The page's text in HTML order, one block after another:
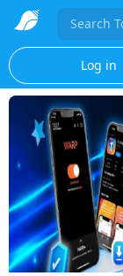
Search
Log in